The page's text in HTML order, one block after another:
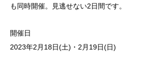
も同時開催。見逃せない2日間です。
開催日
2023年2月18日(土)・2月19日(日)